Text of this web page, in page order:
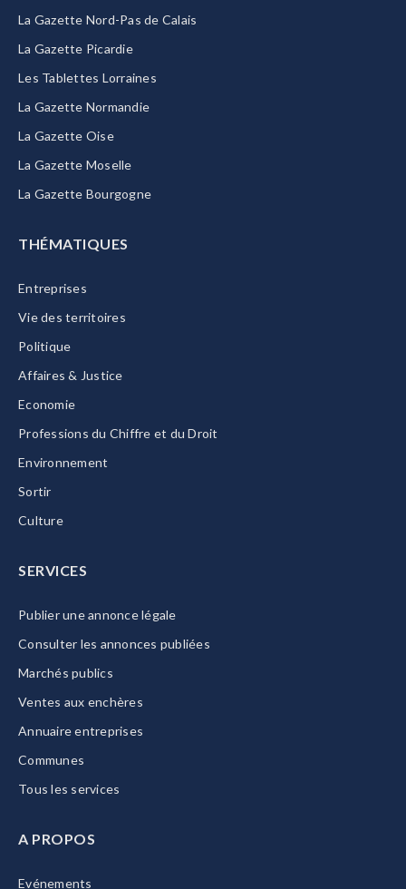
La Gazette Nord-Pas de Calais
La Gazette Picardie
Les Tablettes Lorraines
La Gazette Normandie
La Gazette Oise
La Gazette Moselle
La Gazette Bourgogne
THÉMATIQUES
Entreprises
Vie des territoires
Politique
Affaires & Justice
Economie
Professions du Chiffre et du Droit
Environnement
Sortir
Culture
SERVICES
Publier une annonce légale
Consulter les annonces publiées
Marchés publics
Ventes aux enchères
Annuaire entreprises
Communes
Tous les services
A PROPOS
Evénements